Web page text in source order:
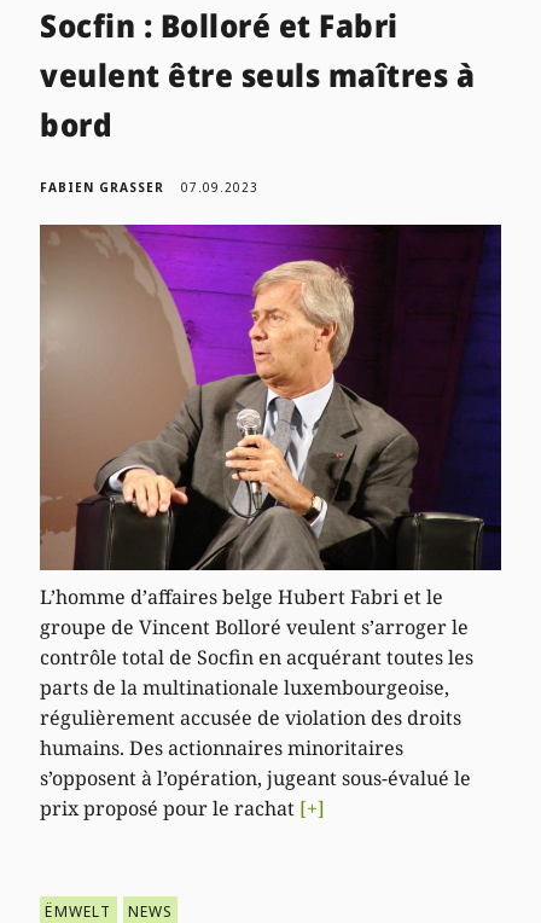
Socfin : Bolloré et Fabri
veulent être seuls maîtres à
bord
FABIEN GRASSER 07.09.2023
L’homme d’affaires belge Hubert Fabri et le
groupe de Vincent Bolloré veulent s’arroger le
contrôle total de Socfin en acquérant toutes les
parts de la multinationale luxembourgeoise,
régulièrement accusée de violation des droits
humains. Des actionnaires minoritaires
s’opposent à l’opération, jugeant sous-évalué le
prix proposé pour le rachat [+]
ËMWELT NEWS